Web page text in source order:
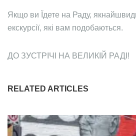
Якщо ви Їдете на Раду,
екскурсії, які вам подобаються.
ДО ЗУСТРІЧІ НА ВЕЛИКІЙ РАДІ!
RELATED ARTICLES